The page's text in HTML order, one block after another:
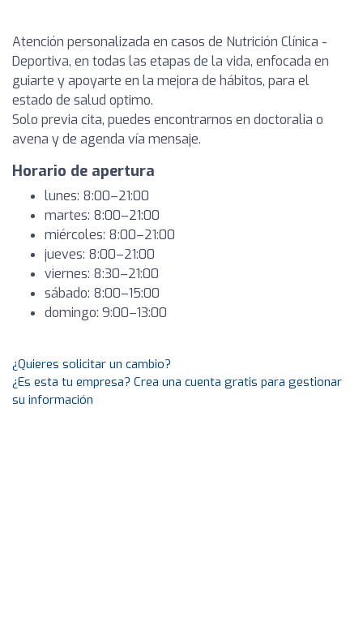
Atención personalizada en casos de Nutrición Clínica -
Deportiva, en todas las etapas de la vida, enfocada en
guiarte y apoyarte en la mejora de hábitos, para el
estado de salud optimo.
Solo previa cita, puedes encontrarnos en doctoralia o
avena y de agenda vía mensaje.
Horario de apertura
lunes: 8:00–21:00
martes: 8:00–21:00
miércoles: 8:00–21:00
jueves: 8:00–21:00
viernes: 8:30–21:00
sábado: 8:00–15:00
domingo: 9:00–13:00
¿Quieres solicitar un cambio?
¿Es esta tu empresa? Crea una cuenta gratis para gestionar
su información